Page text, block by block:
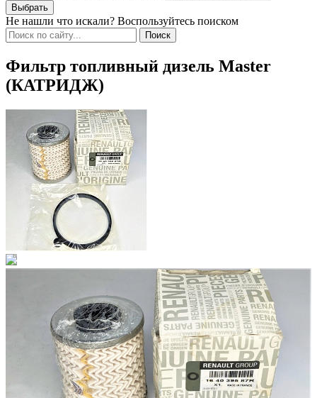
Не нашли что искали? Воспользуйтесь поиском
Фильтр топливный дизель Master
(КАТРИДЖ)